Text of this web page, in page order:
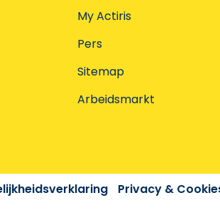
My Actiris
Pers
Sitemap
Arbeidsmarkt
Privacy &